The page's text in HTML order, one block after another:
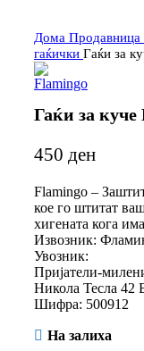
Дома Продавница
гаќички Гаќи за
Гаќи за
450 ден
Flamingo –
кое го штитат
хигената кога
Извозник:
Увозник:
Пријатели-
Никола Тесла 42
Шифра: 500912
На залиха